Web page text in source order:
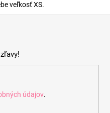
veľkosť XS.
údajov.